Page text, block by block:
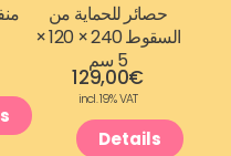
حصائر للحماية من
السقوط 240 × 120 ×
5 سم
129,00€
incl. 19% VAT
Details